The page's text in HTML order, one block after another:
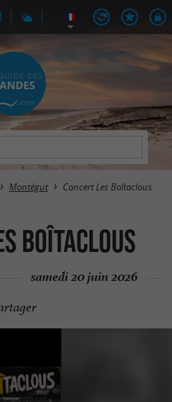
Montégut Concert Les Boîtaclous
Boîtaclous
samedi 20 juin 2026